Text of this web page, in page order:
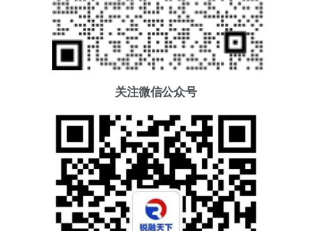
关注微信公众号